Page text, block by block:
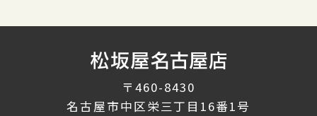
〒460-8430
名古屋市中区栄三丁目16番1号